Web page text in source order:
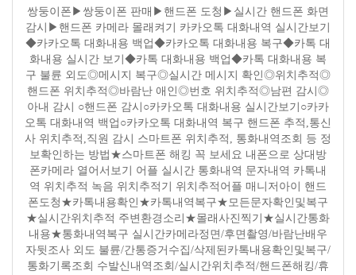
쌍둥이폰▶쌍둥이폰 판매▶핸드폰 도청▶실시간 핸드폰 화면
감시▶핸드폰 카메라 몰래켜기 카카오톡 대화내역 실시간보기
◆카카오톡 대화내용 백업◆카카오톡 대화내용 복구◆카톡 대
화내용 실시간 보기◆카톡 대화내용 백업◆카톡 대화내용 복
구 불륜 외도◎메시지 복구◎실시간 메시지 확인◎위치추적◎
핸드폰 위치추적◎바람난 애인◎번호 위치추적◎남편 감시◎
아내 감시 ○핸드폰 감시○카카오톡 대화내용 실시간보기○카카
오톡 대화내역 백업○카카오톡 대화내역 복구 핸드폰 추적,통신
사 위치추적,직원 감시 스마트폰 위치추적, 통화내역조회 등 정
보확인하는 방법★스마트폰 해킹 꼭 보세요 내폰으로 상대방
폰카메라 열어서보기 어플 실시간 통화내역 문자내역 카톡내
역 위치추적 녹음 위치추적기 위치추적어플 매니저아이 핸드
폰도청★카톡내용확인★카톡내역복구★모든문자확인및복구
★실시간위치추적 주변환경소리★몰래사진찍기★실시간통화
내용★통화내역복구 실시간카메라정면/후면촬영/바람난배우
자뒷조사 외도 불륜/간통증거수집/삭제된카톡내용확인및복구/
통화기록조회 수발신내역조회/실시간위치추적/핸드폰해킹/휴